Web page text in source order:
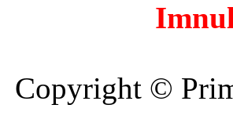
Copyright ©